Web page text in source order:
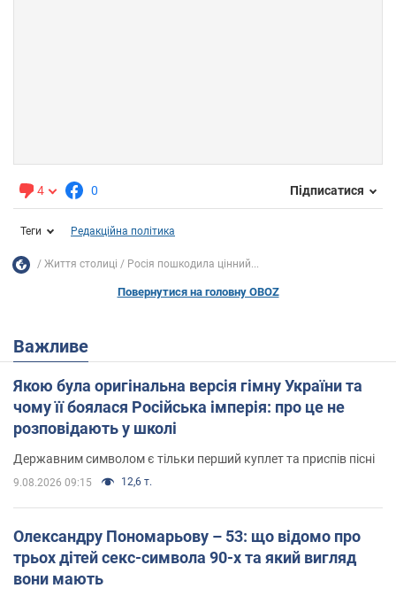
4 0 Підписатися
Теги Редакційна політика
Життя столиці Росія пошкодила цінний...
Повернутися на головну OBOZ
Важливе
Якою була оригінальна версія гімну України та
чому її боялася Російська імперія: про це не
розповідають у школі
Державним символом є тільки перший куплет та приспів пісні
9.08.2026 09:15 12,6 т.
Олександру Пономарьову – 53: що відомо про
трьох дітей секс-символа 90-х та який вигляд
вони мають